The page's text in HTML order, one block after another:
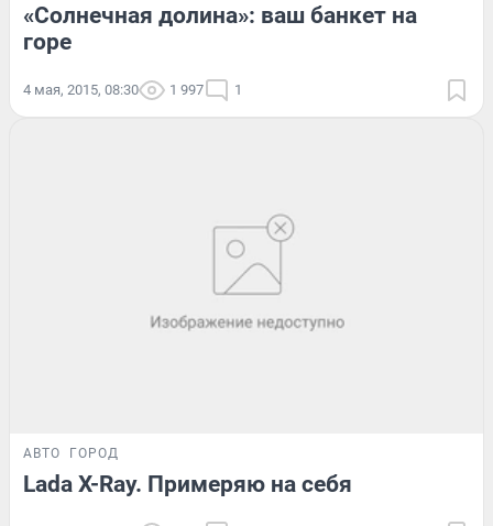
«Солнечная долина»: ваш банкет на
горе
4 мая, 2015, 08:30 1 997 1
АВТО ГОРОД
Lada X-Ray. Примеряю на себя